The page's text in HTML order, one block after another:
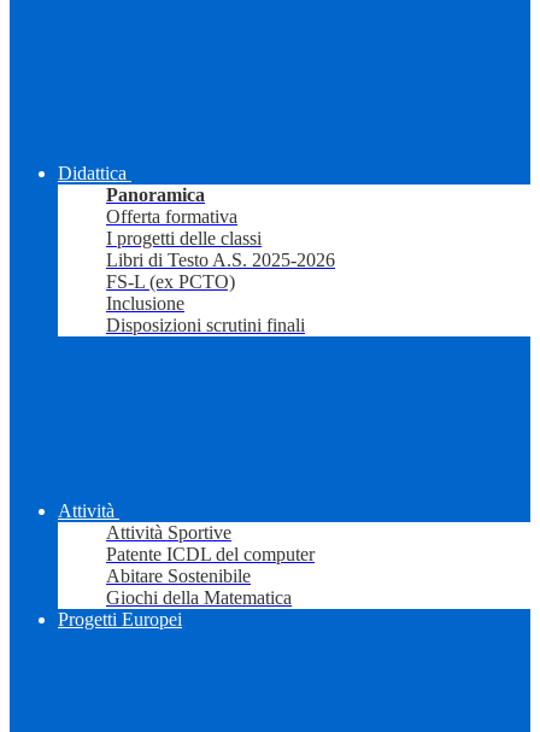
Didattica
Panoramica
Offerta formativa
I progetti delle classi
Libri di Testo A.S. 2025-2026
FS-L (ex PCTO)
Inclusione
Disposizioni scrutini finali
Attività
Attività Sportive
Patente ICDL del computer
Abitare Sostenibile
Giochi della Matematica
Progetti Europei